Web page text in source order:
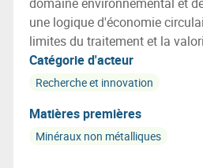
une logique d'économie
limites du traitement et la
produits industriels et déchets
par l'apport de solutions
Catégorie d'acteur
Recherche et innovation
Matières premières
Minéraux non métalliques